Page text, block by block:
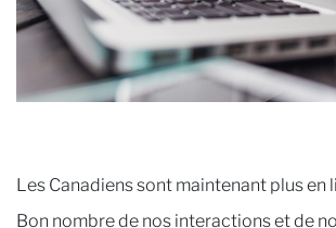
Les Canadiens sont maintenant plus en
Bon nombre de nos interactions et de